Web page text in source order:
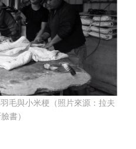
毛與小米梗（照片來源：拉夫
書）